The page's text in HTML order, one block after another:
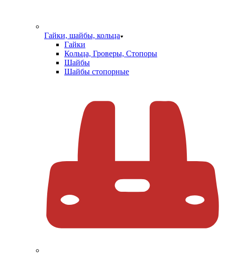
Гайки, шайбы, кольца
Гайки
Кольца, Гроверы, Стопоры
Шайбы
Шайбы стопорные